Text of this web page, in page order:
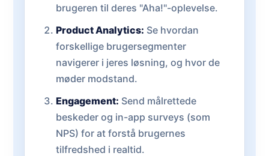
brugeren til deres "Aha!"-oplevelse.
Product Analytics: Se hvordan
forskellige brugersegmenter
navigerer i jeres løsning, og hvor de
møder modstand.
Engagement: Send målrettede
beskeder og in-app surveys (som
NPS) for at forstå brugernes
tilfredshed i realtid.